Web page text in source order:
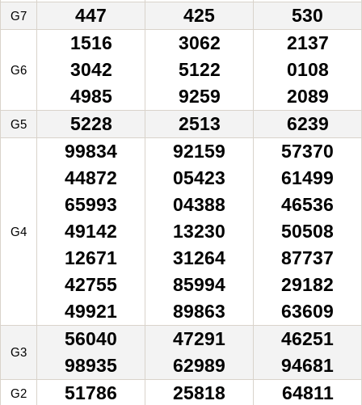
G7 447 425 530
G6
1516
3042
4985
3062
5122
9259
2137
0108
2089
G5 5228 2513 6239
G4
99834
44872
65993
49142
12671
42755
49921
92159
05423
04388
13230
31264
85994
89863
57370
61499
46536
50508
87737
29182
63609
G3
56040
98935
47291
62989
46251
94681
G2 51786 25818 64811